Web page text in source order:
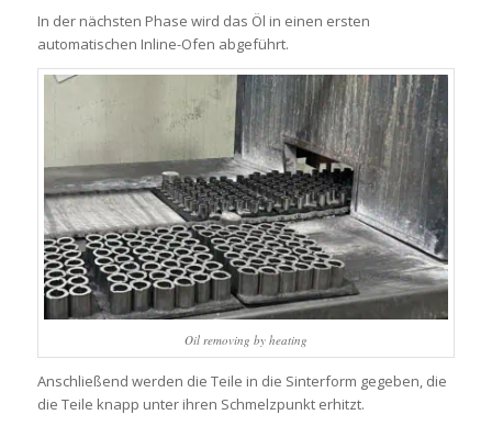
In der nächsten Phase wird das Öl in einen ersten
automatischen Inline-Ofen abgeführt.
Oil removing by heating
Anschließend werden die Teile in die Sinterform gegeben, die
die Teile knapp unter ihren Schmelzpunkt erhitzt.